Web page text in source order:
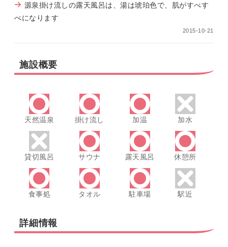
源泉掛け流しの露天風呂は、湯は琥珀色で、肌がすべす
べになります
2015-10-21
施設概要
天然温泉 掛け流し 加温 加水
貸切風呂 サウナ 露天風呂 休憩所
食事処 タオル 駐車場 駅近
詳細情報